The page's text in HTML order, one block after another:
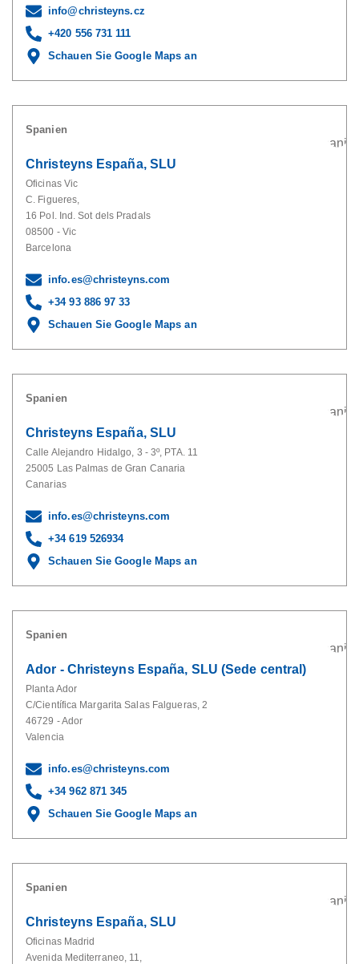
info@christeyns.cz
+420 556 731 111
Schauen Sie Google Maps an
Spanien
Christeyns España, SLU
Oficinas Vic
C. Figueres,
16 Pol. Ind. Sot dels Pradals
08500 - Vic
Barcelona
info.es@christeyns.com
+34 93 886 97 33
Schauen Sie Google Maps an
Spanien
Christeyns España, SLU
Calle Alejandro Hidalgo, 3 - 3º, PTA. 11
25005 Las Palmas de Gran Canaria
Canarias
info.es@christeyns.com
+34 619 526934
Schauen Sie Google Maps an
Spanien
Ador - Christeyns España, SLU (Sede central)
Planta Ador
C/Científica Margarita Salas Falgueras, 2
46729 - Ador
Valencia
info.es@christeyns.com
+34 962 871 345
Schauen Sie Google Maps an
Spanien
Christeyns España, SLU
Oficinas Madrid
Avenida Mediterraneo, 11,